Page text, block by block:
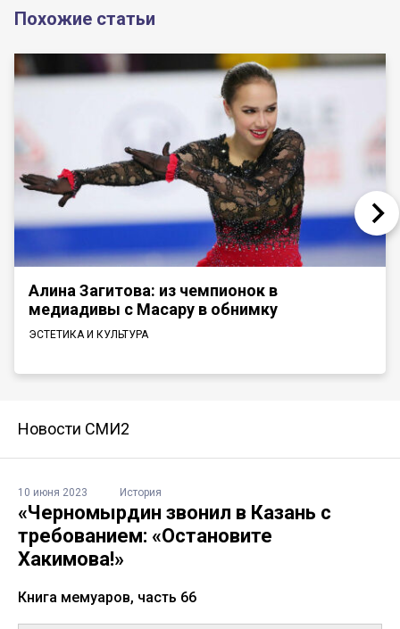
Похожие статьи
Алина Загитова: из чемпионок в
медиадивы с Масару в обнимку
ЭСТЕТИКА И КУЛЬТУРА
Новости СМИ2
10 июня 2023 История
«Черномырдин звонил в Казань с
требованием: «Остановите
Хакимова!»
Книга мемуаров, часть 66